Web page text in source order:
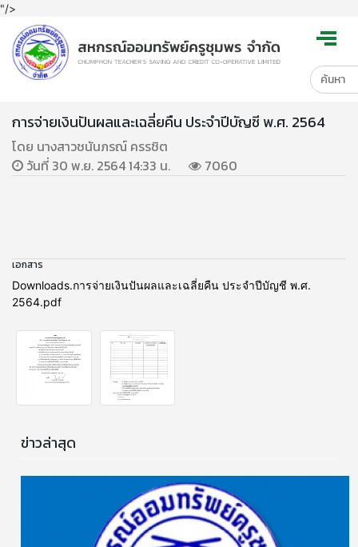
"/>
การจ่ายเงินปันผลและเฉลี่ยคืน ประจำปีบัญชี พ.ศ. 2564
โดย นางสาวชนันภรณ์ ครรชิต
วันที่ 30 พ.ย. 2564 14:33 น.
7060
เอกสาร
Downloads.การจ่ายเงินปันผลและเฉลี่ยคืน ประจำปีบัญชี พ.ศ.
2564.pdf
ข่าวล่าสุด